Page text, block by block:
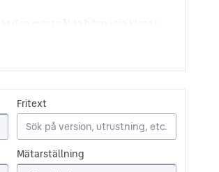
den mest sålda bilen i sin klass i
T
dröm var att kunna producera en
Några år senare blev
som använde sig av
hälften av världens
näst mest producerade
mellan 1908 och 1927.
Fritext
Mätarställning